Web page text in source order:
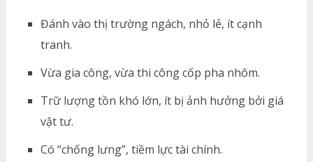
Đánh vào thị trường ngách, nhỏ lẻ, ít cạnh
tranh.
Vừa gia công, vừa thi công cốp pha nhôm.
Trữ lượng tồn khó lớn, ít bị ảnh hưởng bởi giá
vật tư.
Có “chống lưng”, tiềm lực tài chính.